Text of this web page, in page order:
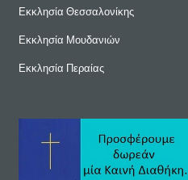
Εκκλησία Θεσσαλονίκης
Εκκλησία Μουδανιών
Εκκλησία Περαίας